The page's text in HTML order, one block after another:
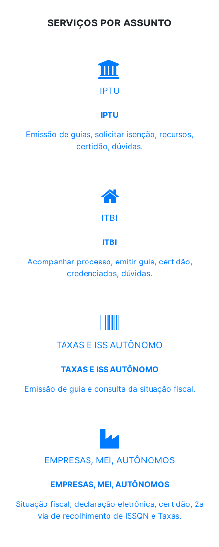
SERVIÇOS POR ASSUNTO
IPTU
IPTU
Emissão de guias, solicitar isenção, recursos,
certidão, dúvidas.
ITBI
ITBI
Acompanhar processo, emitir guia, certidão,
credenciados, dúvidas.
TAXAS E ISS AUTÔNOMO
TAXAS E ISS AUTÔNOMO
Emissão de guia e consulta da situação fiscal.
EMPRESAS, MEI, AUTÔNOMOS
EMPRESAS, MEI, AUTÔNOMOS
Situação fiscal, declaração eletrônica, certidão, 2a
via de recolhimento de ISSQN e Taxas.